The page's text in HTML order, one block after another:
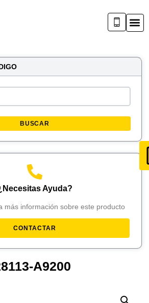
BUSCAR
Ayuda?
más información sobre este producto
CONTACTAR
A9200